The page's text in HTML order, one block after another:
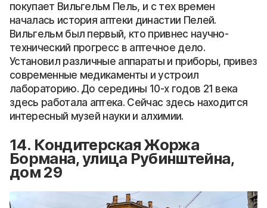
покупает Вильгельм Пель, и с тех времен
началась история аптеки династии Пелей.
Вильгельм был первый, кто привнес научно-
технический прогресс в аптечное дело.
Установил различные аппараты и приборы, привез
современные медикаменты и устроил
лабораторию. До середины 10-х годов 21 века
здесь работала аптека. Сейчас здесь находится
интересный музей науки и алхимии.
14. Кондитерская Жоржа
Бормана, улица Рубинштейна,
дом 29